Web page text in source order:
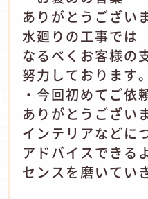
ありがとうござい
水廻りの工事では
なるべくお客様の
努力しております。
・今回初めてご依
ありがとうござい
インテリアなどに
アドバイスできる
センスを磨いてい